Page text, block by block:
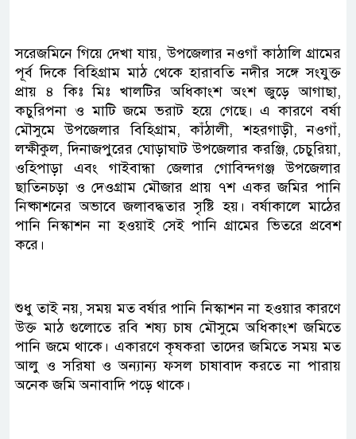
সরেজমিনে গিয়ে দেখা যায়, উপজেলার নওগাঁ কাঠালি গ্রামের
পূর্ব দিকে বিহিগ্রাম মাঠ থেকে হারাবতি নদীর সঙ্গে সংযুক্ত
প্রায় ৪ কিঃ মিঃ খালটির অধিকাংশ অংশ জুড়ে আগাছা,
কচুরিপনা ও মাটি জমে ভরাট হয়ে গেছে। এ কারণে বর্ষা
মৌসুমে উপজেলার বিহিগ্রাম, কাঁঠালী, শহরগাড়ী, নওগাঁ,
লক্ষীকুল, দিনাজপুরের ঘোড়াঘাট উপজেলার করঞ্জি, চেচুরিয়া,
ওহিপাড়া এবং গাইবান্ধা জেলার গোবিন্দগঞ্জ উপজেলার
ছাতিনচড়া ও দেওগ্রাম মৌজার প্রায় ৭শ একর জমির পানি
নিষ্কাশনের অভাবে জলাবদ্ধতার সৃষ্টি হয়। বর্ষাকালে মাঠের
পানি নিস্কাশন না হওয়াই সেই পানি গ্রামের ভিতরে প্রবেশ
করে।
শুধু তাই নয়, সময় মত বর্ষার পানি নিস্কাশন না হওয়ার কারণে
উক্ত মাঠ গুলোতে রবি শষ্য চাষ মৌসুমে অধিকাংশ জমিতে
পানি জমে থাকে। একারণে কৃষকরা তাদের জমিতে সময় মত
আলু ও সরিষা ও অন্যান্য ফসল চাষাবাদ করতে না পারায়
অনেক জমি অনাবাদি পড়ে থাকে।